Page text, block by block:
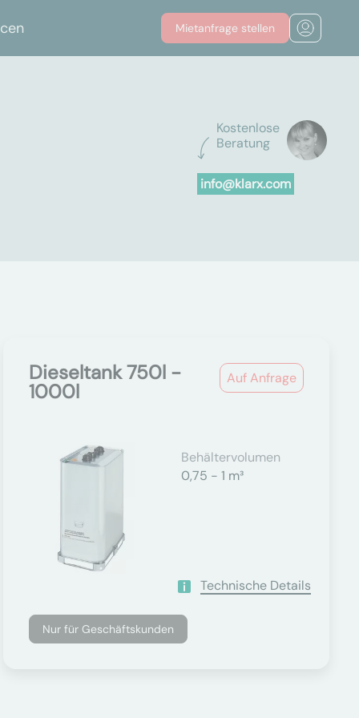
Mietanfrage stellen
Kostenlose
Beratung
info@klarx.com
Auf Anfrage
Dieseltank 750l -
1000l
Behältervolumen
0,75 - 1 m³
Technische Details
Nur für Geschäftskunden